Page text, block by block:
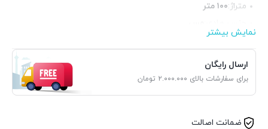
متراژ:۱۰۰ متر
آنالیز:۰.۱۸۵×۲۴
نمایش بیشتر
ارسال رایگان
برای سفارشات بالای ۲.۰۰۰.۰۰۰ تومان
ضمانت اصالت